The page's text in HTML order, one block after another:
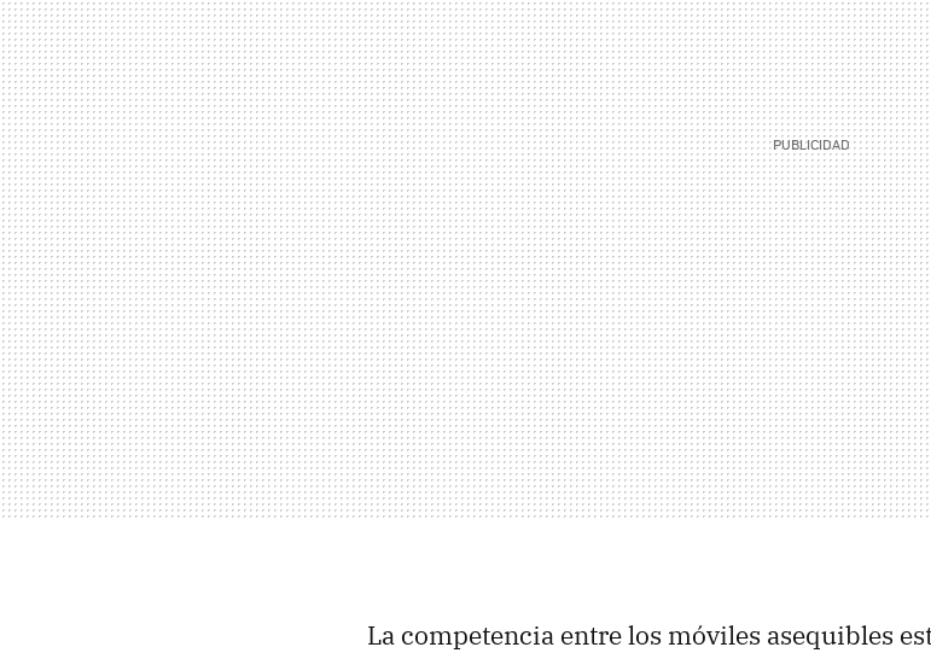
La competencia entre los móviles asequibles